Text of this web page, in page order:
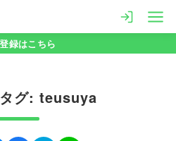
録はこちら
タグ: teusuya